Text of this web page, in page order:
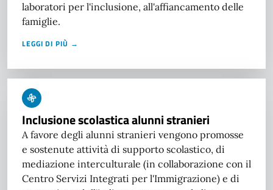
laboratori per l'inclusione, all'affiancamento delle
famiglie.
LEGGI DI PIÙ →
Inclusione scolastica alunni stranieri
A favore degli alunni stranieri vengono promosse
e sostenute attività di supporto scolastico, di
mediazione interculturale (in collaborazione con il
Centro Servizi Integrati per l'Immigrazione) e di